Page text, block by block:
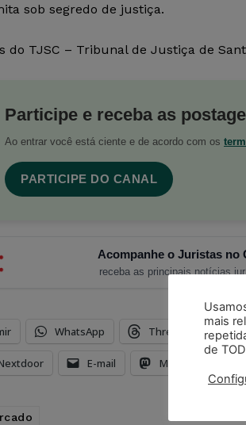
sob segredo de justiça.
do TJSC – Tribunal de Justiça de
Participe e receba as
Ao entrar você está ciente e de acordo com os
PARTICIPE DO CANAL
Acompanhe o Juristas no
receba as principais notícias
WhatsApp Threads
E-mail Mastodon
mais
de